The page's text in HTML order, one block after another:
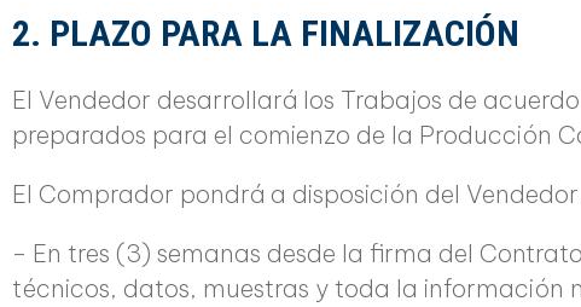
2. PLAZO PARA LA FINALIZACIÓN
El Vendedor desarrollará los Trabajos de
preparados para el comienzo de la Producción
El Comprador pondrá a disposición del
– En tres (3) semanas desde la firma del
técnicos, datos, muestras y toda la información